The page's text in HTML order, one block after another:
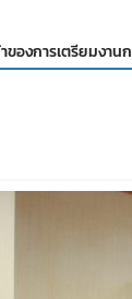
งการเตรียมงานก